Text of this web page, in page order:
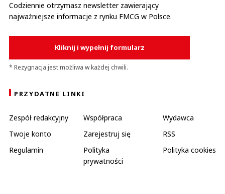
Codziennie otrzymasz newsletter zawierający
najważniejsze informacje z rynku FMCG w Polsce.
Kliknij i wypełnij formularz
* Rezygnacja jest możliwa w każdej chwili.
PRZYDATNE LINKI
Zespół redakcyjny Współpraca
Wydawca
Twoje konto
Zarejestruj się
RSS
Regulamin
Polityka
prywatności
Polityka cookies